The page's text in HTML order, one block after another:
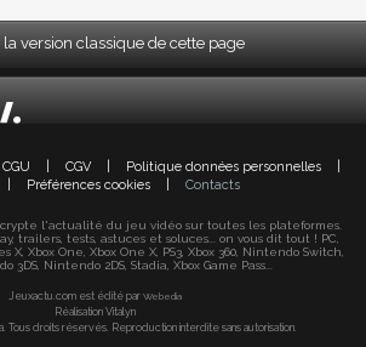
version classique de cette page
CGU CGV Politique données personnelles
Préférences cookies Contacts
l'actualité du jeu vidéo sur toutes les plateformes.
trailers, tests, astuces et soluces... on vous dit tout ! PC,
X, Xbox One, Xbox One X, PS3, Xbox 360, Nintendo Switch,
3DS, Nintendo 2DS, Stadia, Xbox Game Pass...
Jeuxactu.com est édité par Webedia
Réalisation Vitalyn
droits réservés. Reproduction interdite sans autorisation.